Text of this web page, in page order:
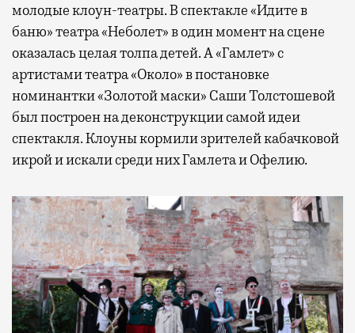
молодые клоун-театры. В спектакле «Идите в
баню» театра «Неболет» в один момент на сцене
оказалась целая толпа детей. А «Гамлет» с
артистами театра «Около» в постановке
номинантки «Золотой маски» Саши Толстошевой
был построен на деконструкции самой идеи
спектакля. Клоуны кормили зрителей кабачковой
икрой и искали среди них Гамлета и Офелию.